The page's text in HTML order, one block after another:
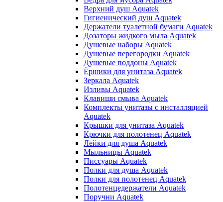
Верхний душ Aquatek
Гигиенический душ Aquatek
Держатели туалетной бумаги Aquatek
Дозаторы жидкого мыла Aquatek
Душевые наборы Aquatek
Душевые перегородки Aquatek
Душевые поддоны Aquatek
Ёршики для унитаза Aquatek
Зеркала Aquatek
Изливы Aquatek
Клавиши смыва Aquatek
Комплекты унитазы с инсталляцией
Aquatek
Крышки для унитаза Aquatek
Крючки для полотенец Aquatek
Лейки для душа Aquatek
Мыльницы Aquatek
Писсуары Aquatek
Полки для душа Aquatek
Полки для полотенец Aquatek
Полотенцедержатели Aquatek
Поручни Aquatek